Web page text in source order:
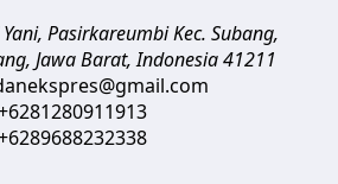
Yani, Pasirkareumbi Kec. Subang,
Jawa Barat,Indonesia41211